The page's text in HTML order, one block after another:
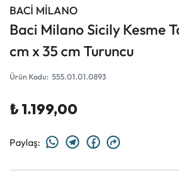
BACİ MİLANO
Baci Milano Sicily Kesme
cm x 35 cm Turuncu
Ürün Kodu: 555.01.01.0893
₺ 1.199,00
Paylaş: